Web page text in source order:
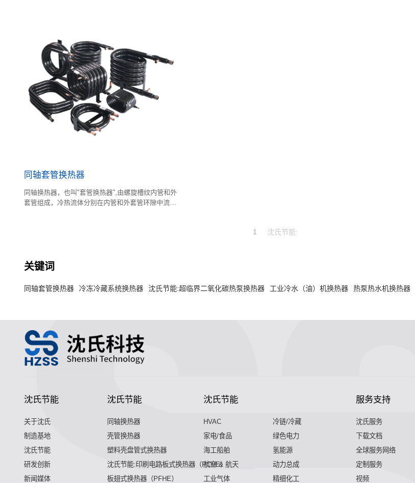
同轴套管换热器
同轴换热器，也叫"套管换热器",由螺旋槽纹内管和外
套管组成，冷热流体分别在内管和外套管环隙中流动
1 沈氏节能:
关键词
同轴套管换热器 冷冻冷藏系统换热器 沈氏节能:超临界二氧化碳热泵换热器 工业冷水（油）机换热器 热泵热水机换热器
沈氏节能
关于沈氏
制造基地
沈氏节能
研发创新
新闻媒体
沈氏节能
同轴换热器
壳管换热器
塑料壳盘管式换热器
沈氏节能:印刷电路板式换热器（PCHE）
板翅式换热器（PFHE）
沈氏节能
HVAC
冷链/冷藏
家电/食品
绿色电力
海工船舶
氢能源
航空 & 航天
动力总成
工业气体
精细化工
服务支持
沈氏服务
下载文档
全球服务网络
定制服务
视频